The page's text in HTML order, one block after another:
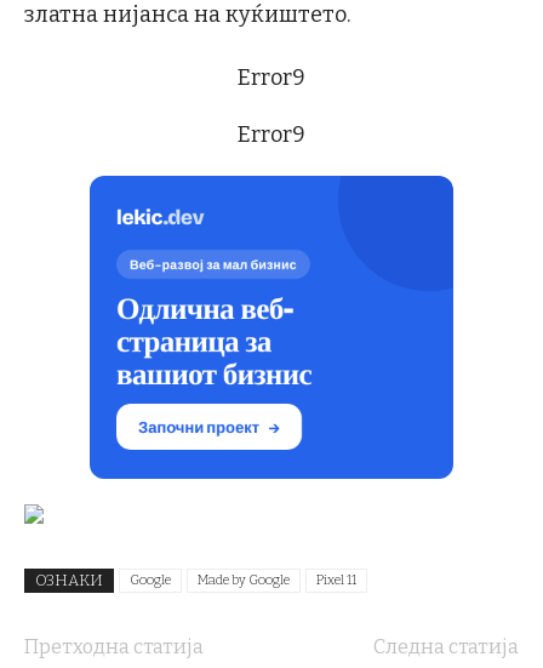
златна нијанса на куќиштето.
Error9
Error9
ОЗНАКИ Google Made by Google Pixel 11
Претходна статија
Следна статија